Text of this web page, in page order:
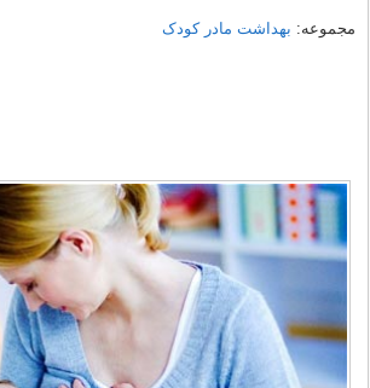
مجموعه: بهداشت مادر کودک